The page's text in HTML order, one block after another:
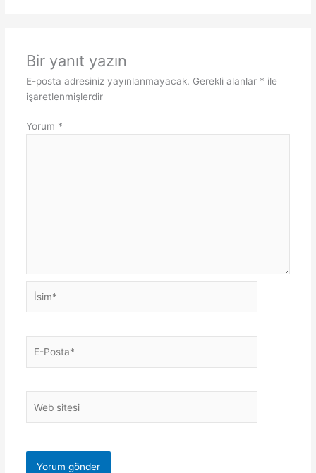
Bir yanıt yazın
E-posta adresiniz yayınlanmayacak. Gerekli alanlar * ile
işaretlenmişlerdir
Yorum *
Posta*
sitesi